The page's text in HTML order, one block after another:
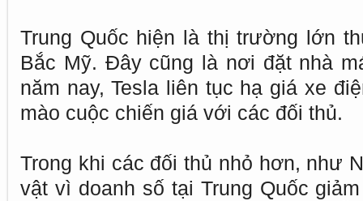
Trung Quốc hiện là thị trường lớn
Bắc Mỹ. Đây cũng là nơi đặt nhà
năm nay, Tesla liên tục hạ giá xe
mào cuộc chiến giá với các đối thủ.
Trong khi các đối thủ nhỏ hơn, như
vật vì doanh số tại Trung Quốc